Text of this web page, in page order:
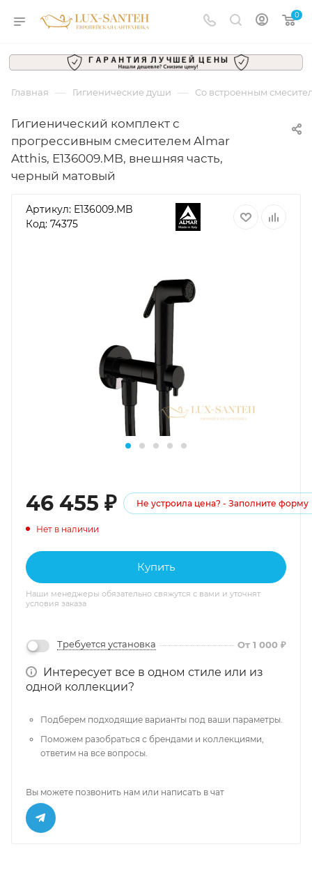
0
Главная — Гигиенические души — Со встроенным
Гигиенический комплект с
прогрессивным смесителем Almar
Atthis, E136009.MB, внешняя часть,
черный матовый
Артикул: E136009.MB
Код: 74375
46 455 ₽ Не устроила цена? - Заполните форму
Нет в наличии
Купить
Наши менеджеры обязательно свяжутся с вами и уточнят
условия заказа
Требуется установка От 1 000 ₽
Интересует все в одном стиле или из
одной коллекции?
Подберем подходящие варианты под ваши параметры.
Поможем разобраться с брендами и коллекциями,
ответим на все вопросы.
Вы можете позвонить нам или написать в чат